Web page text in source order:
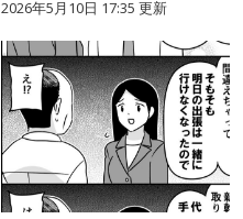
2026年5月10日 17:35 更新